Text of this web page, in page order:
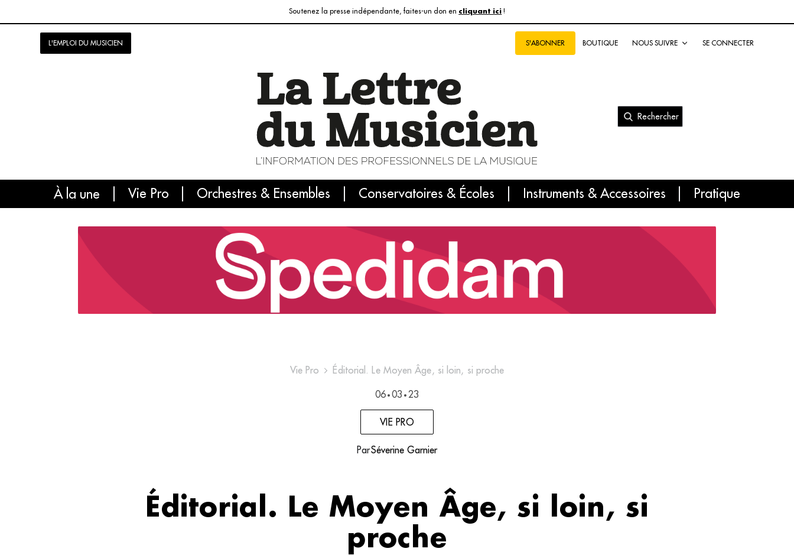
Soutenez la presse indépendante, faites-un don en cliquant ici !
L'EMPLOI DU MUSICIEN S'ABONNER BOUTIQUE NOUS SUIVRE SE CONNECTER
Rechercher
À la une Vie Pro Orchestres & Ensembles Conservatoires & Écoles Instruments & Accessoires Pratique
L'info du jour Le numéro du mois International
Vie Pro Éditorial. Le Moyen Âge, si loin, si proche
06 • 03 • 23
VIE PRO
ParSéverine Garnier
Éditorial. Le Moyen Âge, si loin, si
proche